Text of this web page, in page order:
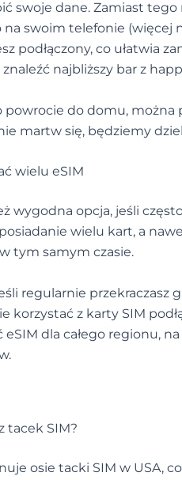
swoje dane. Zamiast
na swoim telefonie (więcej
podłączony, co ułatwia
najbliższy bar z
powrocie do domu, można
martw się, będziemy
wielu eSIM
wygodna opcja, jeśli
wielu kart, a
tym samym czasie.
regularnie
korzystać z karty SIM
dla całego regionu,
tacek SIM?
osie tacki SIM w USA,